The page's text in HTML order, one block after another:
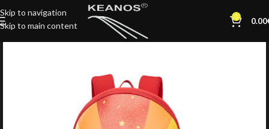
Skip to navigation
Skip to main content
0 0.00